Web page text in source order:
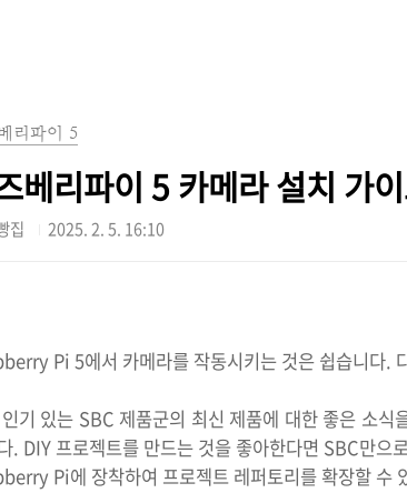
리파이 5
베리파이 5 카메라 설치 가
집 2025. 2. 5. 16:10
Pi 5에서 카메라를 작동시키는 것은 쉽습니다.
기 있는 SBC 제품군의 최신 제품에 대한 좋은 소
. DIY 프로젝트를 만드는 것을 좋아한다면 SBC만으
Pi에 장착하여 프로젝트 레퍼토리를 확장할 수